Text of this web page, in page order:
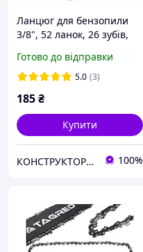
Ланцюг для бензопили
3/8", 52 ланок, 26 зубів,
для твердих порід
деревини
Готово до відправки
5.0 (3)
185₴
Купити
КОНСТРУКТОР онлайн-магазин 100%